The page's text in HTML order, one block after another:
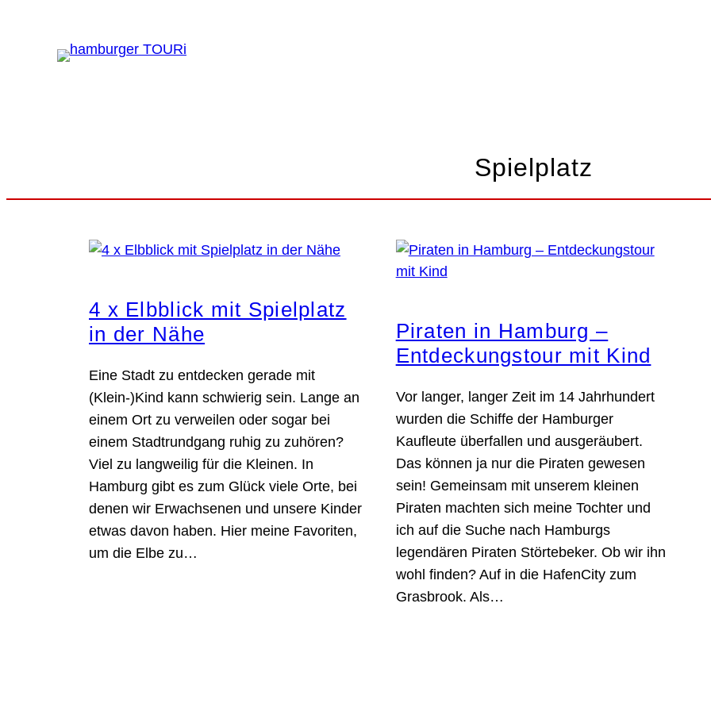
springen
Spielplatz
4 x Elbblick mit Spielplatz
in der Nähe
Eine Stadt zu entdecken gerade mit
(Klein-)Kind kann schwierig sein. Lange an
einem Ort zu verweilen oder sogar bei
einem Stadtrundgang ruhig zu zuhören?
Viel zu langweilig für die Kleinen. In
Hamburg gibt es zum Glück viele Orte, bei
denen wir Erwachsenen und unsere Kinder
etwas davon haben. Hier meine Favoriten,
um die Elbe zu…
Piraten in Hamburg –
Entdeckungstour mit Kind
Vor langer, langer Zeit im 14 Jahrhundert
wurden die Schiffe der Hamburger
Kaufleute überfallen und ausgeräubert.
Das können ja nur die Piraten gewesen
sein! Gemeinsam mit unserem kleinen
Piraten machten sich meine Tochter und
ich auf die Suche nach Hamburgs
legendären Piraten Störtebeker. Ob wir ihn
wohl finden? Auf in die HafenCity zum
Grasbrook. Als…